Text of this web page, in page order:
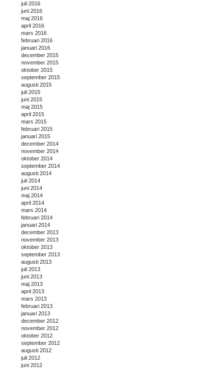
juli 2016
juni 2016
maj 2016
april 2016
mars 2016
februari 2016
januari 2016
december 2015
november 2015
oktober 2015
september 2015
augusti 2015
juli 2015
juni 2015
maj 2015
april 2015
mars 2015
februari 2015
januari 2015
december 2014
november 2014
oktober 2014
september 2014
augusti 2014
juli 2014
juni 2014
maj 2014
april 2014
mars 2014
februari 2014
januari 2014
december 2013
november 2013
oktober 2013
september 2013
augusti 2013
juli 2013
juni 2013
maj 2013
april 2013
mars 2013
februari 2013
januari 2013
december 2012
november 2012
oktober 2012
september 2012
augusti 2012
juli 2012
juni 2012